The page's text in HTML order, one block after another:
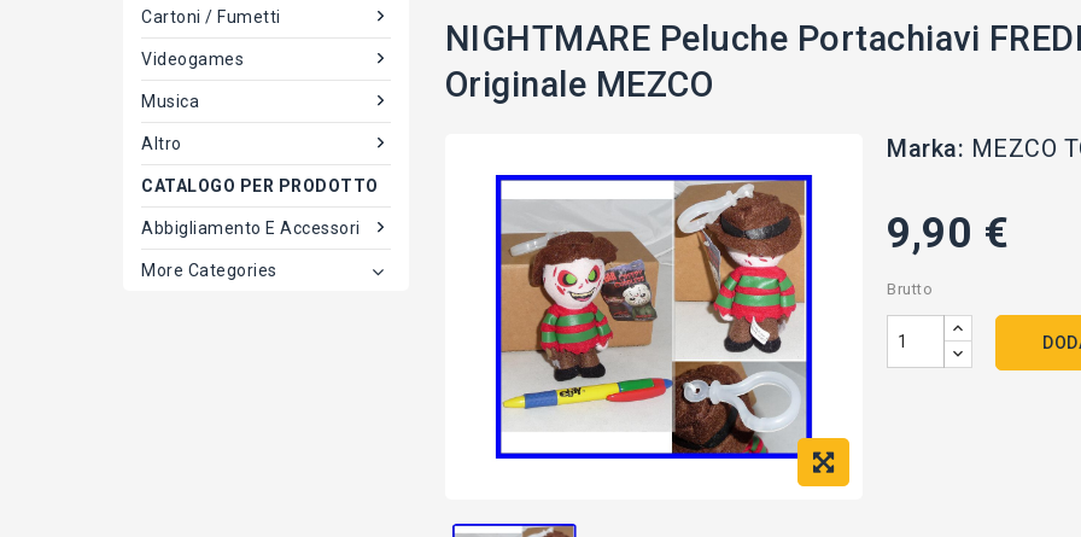
Cartoni / Fumetti
Videogames
Musica
Altro
CATALOGO PER PRODOTTO
Abbigliamento E Accessori
More Categories
NIGHTMARE Peluche Portachiavi
Originale MEZCO
Marka: MEZCO
9,90 €
Brutto